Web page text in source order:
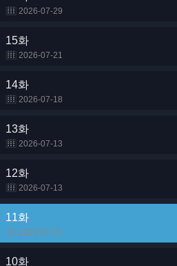
2026-07-29
15화
2026-07-21
14화
2026-07-18
13화
2026-07-13
12화
2026-07-13
11화
2026-07-01
10화